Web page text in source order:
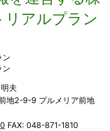
ン
夫
地2-9-9 プルメリア前地
FAX: 048-871-1810